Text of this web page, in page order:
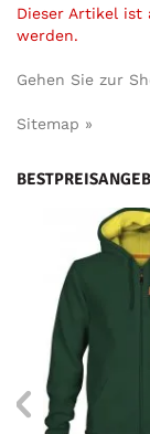
Dieser Artikel
werden.
Gehen Sie zur
Sitemap »